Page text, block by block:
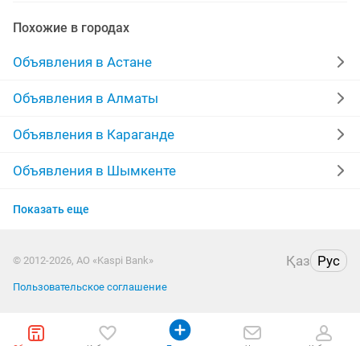
полный комплект компьютер
игры компьютера блок компьютера
продать компьютер мощные компьютеры
Похожие в городах
Объявления в Астане
Объявления в Алматы
Объявления в Караганде
Объявления в Шымкенте
Объявления в Усть-Каменогорске
Объявления в Павлодаре
Показать еще
© 2012-2026, АО «Kaspi Bank» Қаз Рус
Пользовательское соглашение